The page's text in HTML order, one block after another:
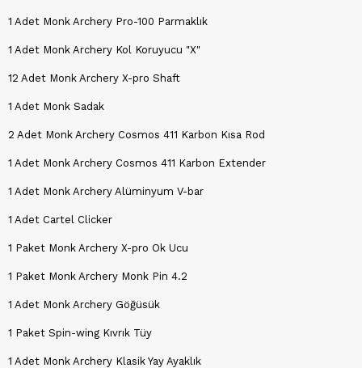
1 Adet Monk Archery Pro-100 Parmaklık
1 Adet Monk Archery Kol Koruyucu "X"
12 Adet Monk Archery X-pro Shaft
1 Adet Monk Sadak
2 Adet Monk Archery Cosmos 411 Karbon Kısa Rod
1 Adet Monk Archery Cosmos 411 Karbon Extender
1 Adet Monk Archery Alüminyum V-bar
1 Adet Cartel Clicker
1 Paket Monk Archery X-pro Ok Ucu
1 Paket Monk Archery Monk Pin 4.2
1 Adet Monk Archery Göğüsük
1 Paket Spin-wing Kıvrık Tüy
1 Adet Monk Archery Klasik Yay Ayaklık